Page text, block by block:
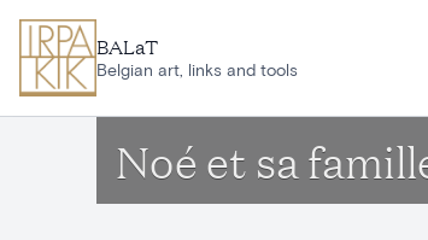
BALaT
Belgian art, links and tools
Noé et sa